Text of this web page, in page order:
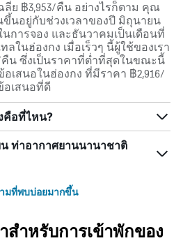
ลี่ย ฿3,953/คืน อย่างไรก็ตาม คุณ
นอยู่กับช่วงเวลาของปี มิถุนายน
การจอง และธันวาคมเป็นเดือนที่
ในฮ่องกง เมื่อเร็วๆ นี้ผู้ใช้ของเรา
คืน ซึ่งเป็นราคาที่ต่ำที่สุดในขณะนี้
เสนอในฮ่องกง ที่มีราคา ฿2,916/
เสนอที่ดี
คือที่ไหน?
ท่าอากาศยานนานาชาติ
มที่พบบ่อยมากขึ้น
ำหรับการเข้าพักของ